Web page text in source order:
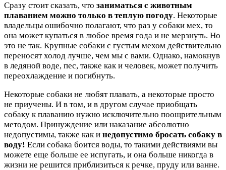
Сразу стоит сказать, что заниматься с животным
плаванием можно только в теплую погоду. Некоторые
владельцы ошибочно полагают, что раз у собаки мех, то
она может купаться в любое время года и не мерзнуть. Но
это не так. Крупные собаки с густым мехом действительно
переносят холод лучше, чем мы с вами. Однако, намокнув
в ледяной воде, пес, также как и человек, может получить
переохлаждение и погибнуть.
Некоторые собаки не любят плавать, а некоторые просто
не приучены. И в том, и в другом случае приобщать
собаку к плаванию нужно исключительно поощрительным
методом. Принуждение или наказание абсолютно
недопустимы, также как и недопустимо бросать собаку в
воду! Если собака боится воды, то такими действиями вы
можете еще больше ее испугать, и она больше никогда в
жизни не решится приблизиться к речке, пруду или ванне.